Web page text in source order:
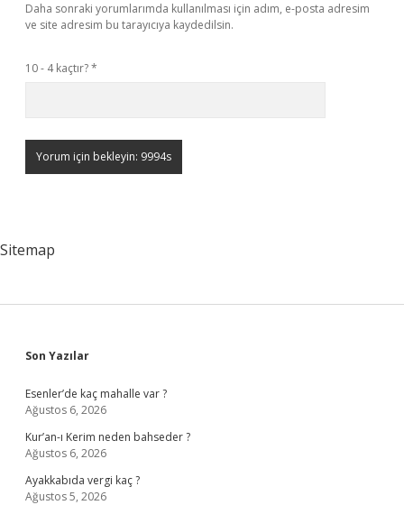
Daha sonraki yorumlarımda kullanılması için adım, e-posta adresim
ve site adresim bu tarayıcıya kaydedilsin.
10 - 4 kaçtır?*
Sitemap
Sidebar
Son Yazılar
Esenler’de kaç mahalle var ?
Ağustos 6, 2026
Kur’an-ı Kerim neden bahseder ?
Ağustos 6, 2026
Ayakkabıda vergi kaç ?
Ağustos 5, 2026